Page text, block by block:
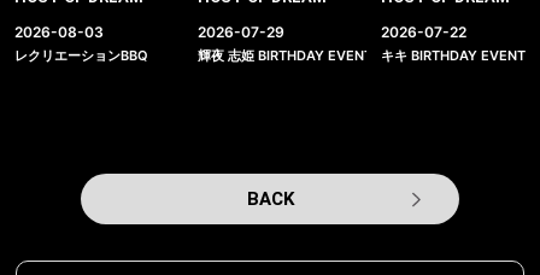
2026-08-03
レクリエーションBBQ
2026-07-29
輝夜 志姫 BIRTHDAY EVENT
2026-07-22
キキ BIRTHDAY EVENT
BACK